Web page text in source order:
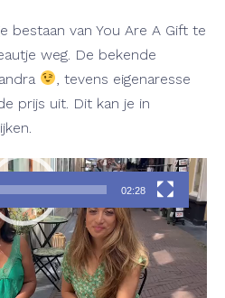
bestaan van You Are A Gift te
weg. De bekende
, tevens eigenaresse
prijs uit. Dit kan je in
02:28
A Gift" en deze boodschap